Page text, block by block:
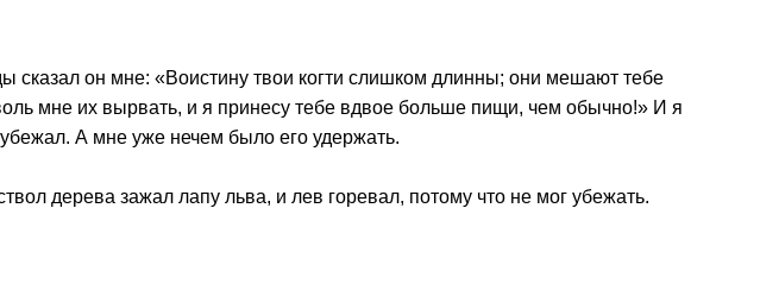
он мне: «Воистину твои когти слишком длинны; они мешают тебе
мне их вырвать, и я принесу тебе вдвое больше пищи, чем обычно!» И я
А мне уже нечем было его удержать.
дерева зажал лапу льва, и лев горевал, потому что не мог убежать.